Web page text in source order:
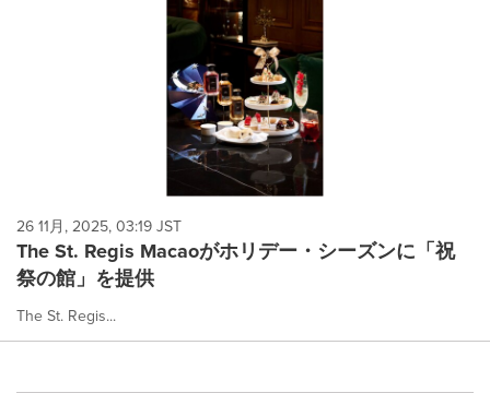
26 11月, 2025, 03:19 JST
The St. Regis Macaoがホリデー・シーズンに「祝
祭の館」を提供
The St. Regis...